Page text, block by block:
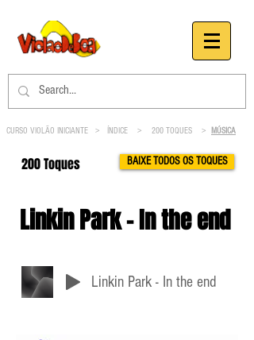
CURSO VIOLÃO INICIANTE > ÍNDICE > 200 TOQUES > MÚSICA
200 Toques BAIXE TODOS OS TOQUES
Linkin Park - In the end
Linkin Park - In the end